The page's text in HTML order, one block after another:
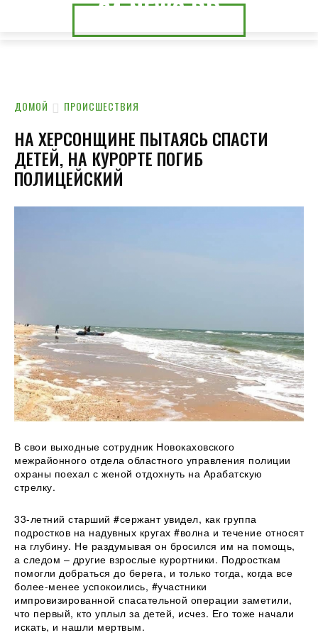
24.NEWS.CK
24.NEWS.DP
ДОМОЙ ПРОИСШЕСТВИЯ
НА ХЕРСОНЩИНЕ ПЫТАЯСЬ СПАСТИ
ДЕТЕЙ, НА КУРОРТЕ ПОГИБ
ПОЛИЦЕЙСКИЙ
В свои выходные сотрудник Новокаховского
межрайонного отдела областного управления полиции
охраны поехал с женой отдохнуть на Арабатскую
стрелку.
33-летний старший #сержант увидел, как группа
подростков на надувных кругах #волна и течение относят
на глубину. Не раздумывая он бросился им на помощь,
а следом – другие взрослые курортники. Подросткам
помогли добраться до берега, и только тогда, когда все
более-менее успокоились, #участники
импровизированной спасательной операции заметили,
что первый, кто уплыл за детей, исчез. Его тоже начали
искать, и нашли мертвым.